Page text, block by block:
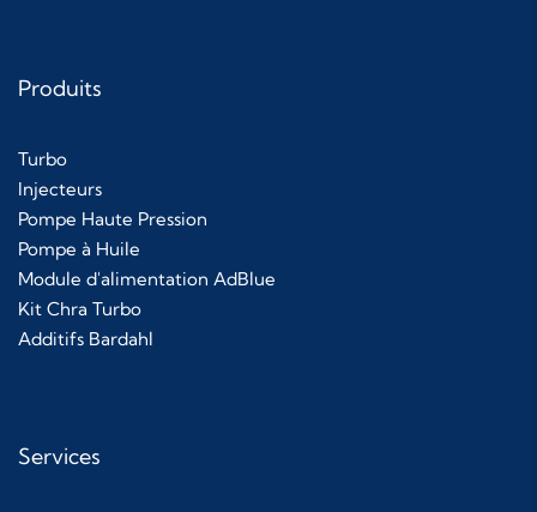
Produits
Turbo
Injecteurs
Pompe Haute Pression
Pompe à Huile
Module d'alimentation AdBlue
Kit Chra Turbo
Additifs Bardahl
Services